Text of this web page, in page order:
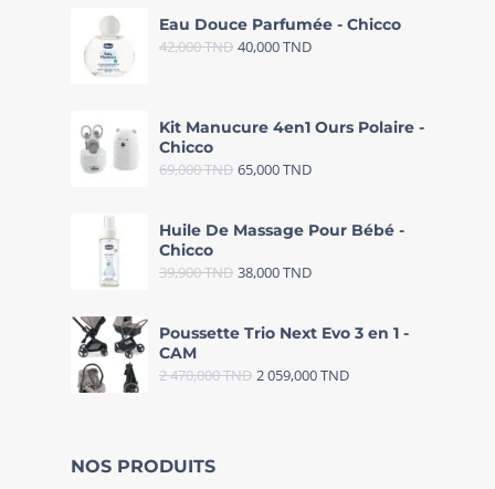
Eau Douce Parfumée - Chicco
42,000TND 40,000TND
Kit Manucure 4en1 Ours Polaire -
Chicco
69,000TND 65,000TND
Huile De Massage Pour Bébé -
Chicco
39,900TND 38,000TND
Poussette Trio Next Evo 3 en 1 -
CAM
2 470,000TND 2 059,000TND
NOS PRODUITS